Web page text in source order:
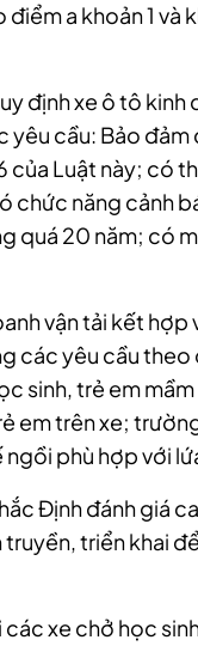
a khoản 1 và
định xe ô tô
cầu: Bảo
của Luật này; có
chức năng cảnh
quá 20 năm; có
vận tải kết
các yêu cầu
sinh, trẻ em
em trên xe;
phù hợp với
Định đánh giá
triển khai
xe chở học